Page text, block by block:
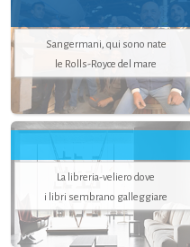
Sangermani, qui sono nate
le Rolls-Royce del mare
La libreria-veliero dove
i libri sembrano galleggiare